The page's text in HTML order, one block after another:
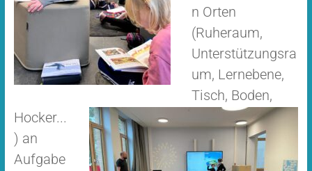
n Orten
(Ruheraum,
Unterstützungsra
um, Lernebene,
Tisch, Boden,
Hocker...
) an
Aufgabe